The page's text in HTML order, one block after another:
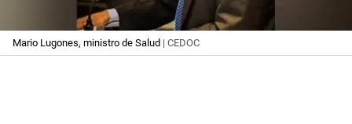
Mario Lugones, ministro de Salud | CEDOC